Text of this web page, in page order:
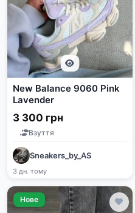
New Balance 9060 Pink
Lavender
3 300 грн
Взуття
Sneakers_by_AS
3 дн. тому
Нове